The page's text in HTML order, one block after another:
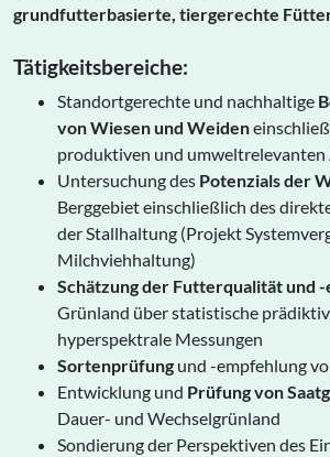
grundfutterbasierte, tiergerechte
Tätigkeitsbereiche:
Standortgerechte und nachhaltige
von Wiesen und Weiden
produktiven und umweltrelevanten
Untersuchung des Potenzials der
Berggebiet einschließlich des
der Stallhaltung (Projekt
Milchviehhaltung)
Schätzung der Futterqualität und
Grünland über statistische
hyperspektrale Messungen
Sortenprüfung und -empfehlung
Entwicklung und Prüfung von
Dauer- und Wechselgrünland
Sondierung der Perspektiven des